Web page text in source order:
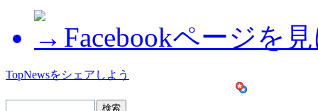
Facebookページを
TopNewsをシェアしよう